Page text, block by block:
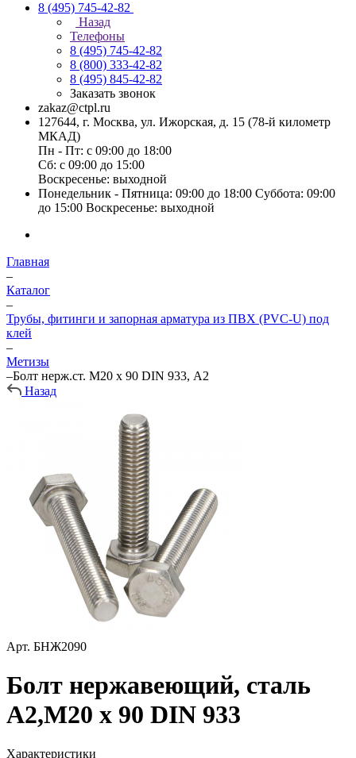
8 (495) 745-42-82
Назад
Телефоны
8 (495) 745-42-82
8 (800) 333-42-82
8 (495) 845-42-82
Заказать звонок
zakaz@ctpl.ru
127644, г. Москва, ул. Ижорская, д. 15 (78-й километр
МКАД)
Пн - Пт: с 09:00 до 18:00
Сб: с 09:00 до 15:00
Воскресенье: выходной
Понедельник - Пятница: 09:00 до 18:00 Суббота: 09:00
до 15:00 Воскресенье: выходной
Главная
–
Каталог
–
Трубы, фитинги и запорная арматура из ПВХ (PVC-U) под
клей
–
Метизы
–Болт нерж.ст. М20 х 90 DIN 933, А2
Назад
Арт. БНЖ2090
Болт нержавеющий, сталь
А2,М20 х 90 DIN 933
Характеристики